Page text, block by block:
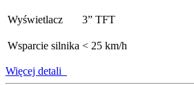
Wyświetlacz 3” TFT
Wsparcie silnika < 25 km/h
Więcej detali